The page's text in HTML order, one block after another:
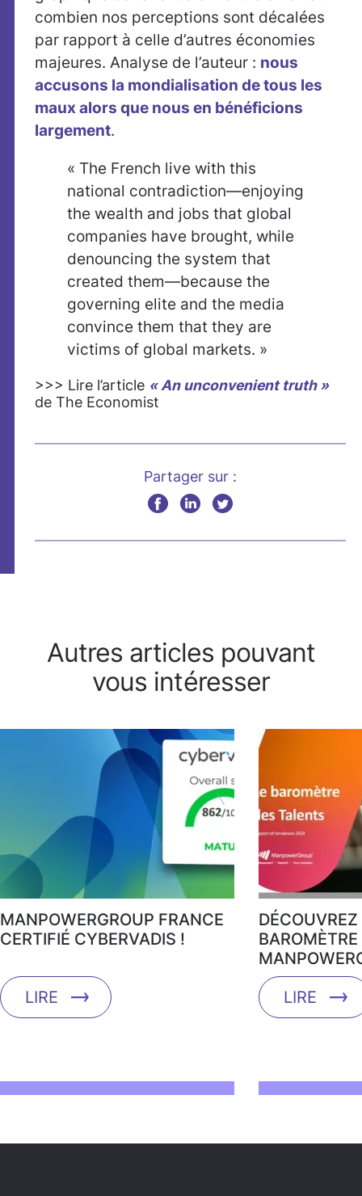
combien nos perceptions sont décalées
par rapport à celle d’autres économies
majeures. Analyse de l’auteur : nous
accusons la mondialisation de tous les
maux alors que nous en bénéficions
largement.
« The French live with this
national contradiction—enjoying
the wealth and jobs that global
companies have brought, while
denouncing the system that
created them—because the
governing elite and the media
convince them that they are
victims of global markets. »
>>> Lire l’article « An unconvenient truth »
de The Economist
Partager sur :
Autres articles pouvant
vous intéresser
MANPOWERGROUP FRANCE
CERTIFIÉ CYBERVADIS !
LIRE
DÉCOUVREZ
LIRE